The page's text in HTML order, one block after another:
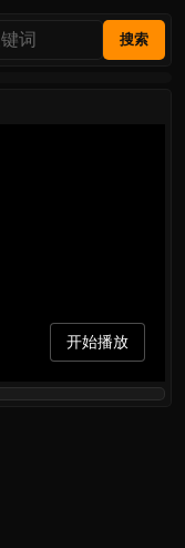
搜索
开始播放